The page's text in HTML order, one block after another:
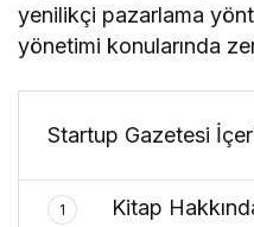
yenilikçi pazarlama
yönetimi konularında
Startup Gazetesi
1 Kitap